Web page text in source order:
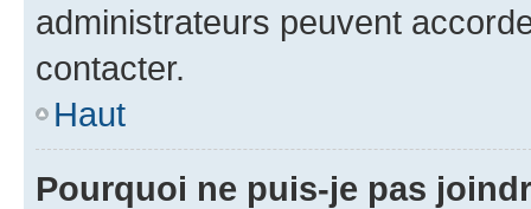
administrateurs peuvent
contacter.
Haut
Pourquoi ne puis-je pas